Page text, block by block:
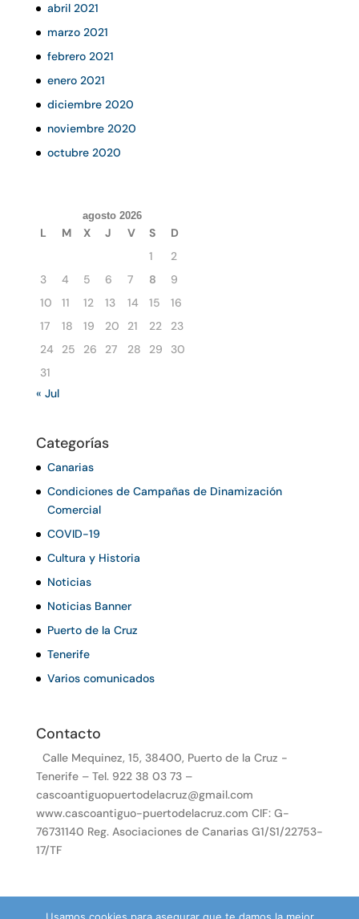
abril 2021
marzo 2021
febrero 2021
enero 2021
diciembre 2020
noviembre 2020
octubre 2020
agosto 2026
L M X J V S
D
1
2
3
4 5 6 7 8
9
10
11 12 13 14 15
16
17
18 19 20 21 22
23
24
25 26 27 28 29
30
31
« Jul
Categorías
Canarias
Condiciones de Campañas de Dinamización
Comercial
COVID-19
Cultura y Historia
Noticias
Noticias Banner
Puerto de la Cruz
Tenerife
Varios comunicados
Contacto
Calle Mequinez, 15, 38400, Puerto de la Cruz -
Tenerife – Tel. 922 38 03 73 –
cascoantiguopuertodelacruz@gmail.com
www.cascoantiguo-puertodelacruz.com CIF: G-
76731140 Reg. Asociaciones de Canarias G1/S1/22753-
17/TF